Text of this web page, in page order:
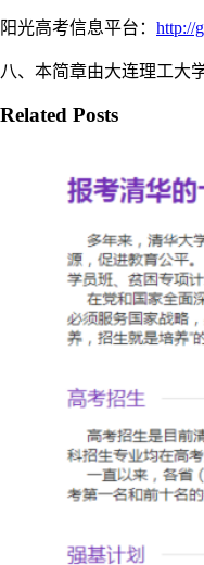
阳光高考信息平台： http://
八、本简章由大连理工大
Related Posts